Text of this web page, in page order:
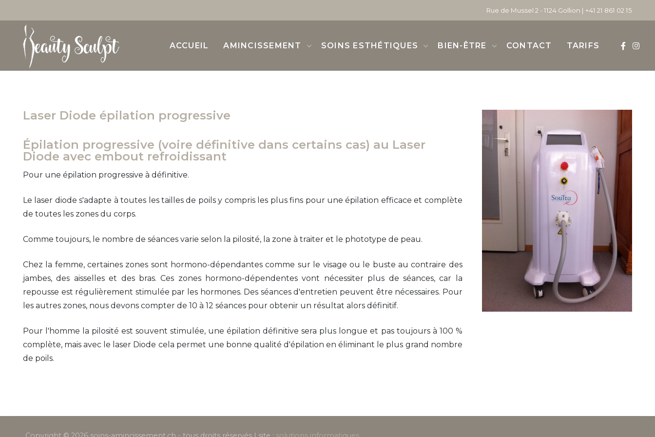
Rue de Mussel 2 - 1124 Gollion | +41 21 861 02 15
ACCUEIL AMINCISSEMENT SOINS ESTHÉTIQUES BIEN-ÊTRE CONTACT TARIFS
Laser Diode épilation progressive
Épilation progressive (voire définitive dans certains cas) au Laser
Diode avec embout refroidissant
Pour une épilation progressive à définitive.
Le laser diode s'adapte à toutes les tailles de poils y compris les plus fins pour une épilation efficace et complète
de toutes les zones du corps.
Comme toujours, le nombre de séances varie selon la pilosité, la zone à traiter et le phototype de peau.
Chez la femme, certaines zones sont hormono-dépendantes comme sur le visage ou le buste au contraire des
jambes, des aisselles et des bras. Ces zones hormono-dépendentes vont nécessiter plus de séances, car la
repousse est régulièrement stimulée par les hormones. Des séances d'entretien peuvent être nécessaires. Pour
les autres zones, nous devons compter de 10 à 12 séances pour obtenir un résultat alors définitif.
Pour l'homme la pilosité est souvent stimulée, une épilation définitive sera plus longue et pas toujours à 100 %
complète, mais avec le laser Diode cela permet une bonne qualité d'épilation en éliminant le plus grand nombre
de poils.
Lift & Shape Onda Dinamica
Cellu M6 Infinity
Iyashi Dôme
EMS
Endermologie visage
Traitement facial
Laser Diode
Drainage lymphatique